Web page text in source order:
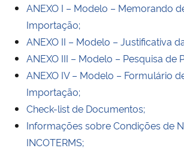
ANEXO I – Modelo – Memorando
Importação;
ANEXO II – Modelo – Justificativa
ANEXO III – Modelo – Pesquisa de
ANEXO IV – Modelo – Formulário
Importação;
Check-list de Documentos;
Informações sobre Condições de
INCOTERMS;